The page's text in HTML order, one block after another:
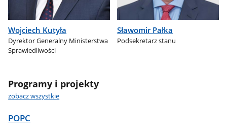
Wojciech Kutyła
Dyrektor Generalny Ministerstwa
Sprawiedliwości
Sławomir Pałka
Podsekretarz stanu
Programy i projekty
zobacz wszystkie
POPC